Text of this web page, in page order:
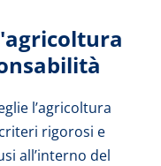
l’agricoltura
rigorosi e
all’interno del